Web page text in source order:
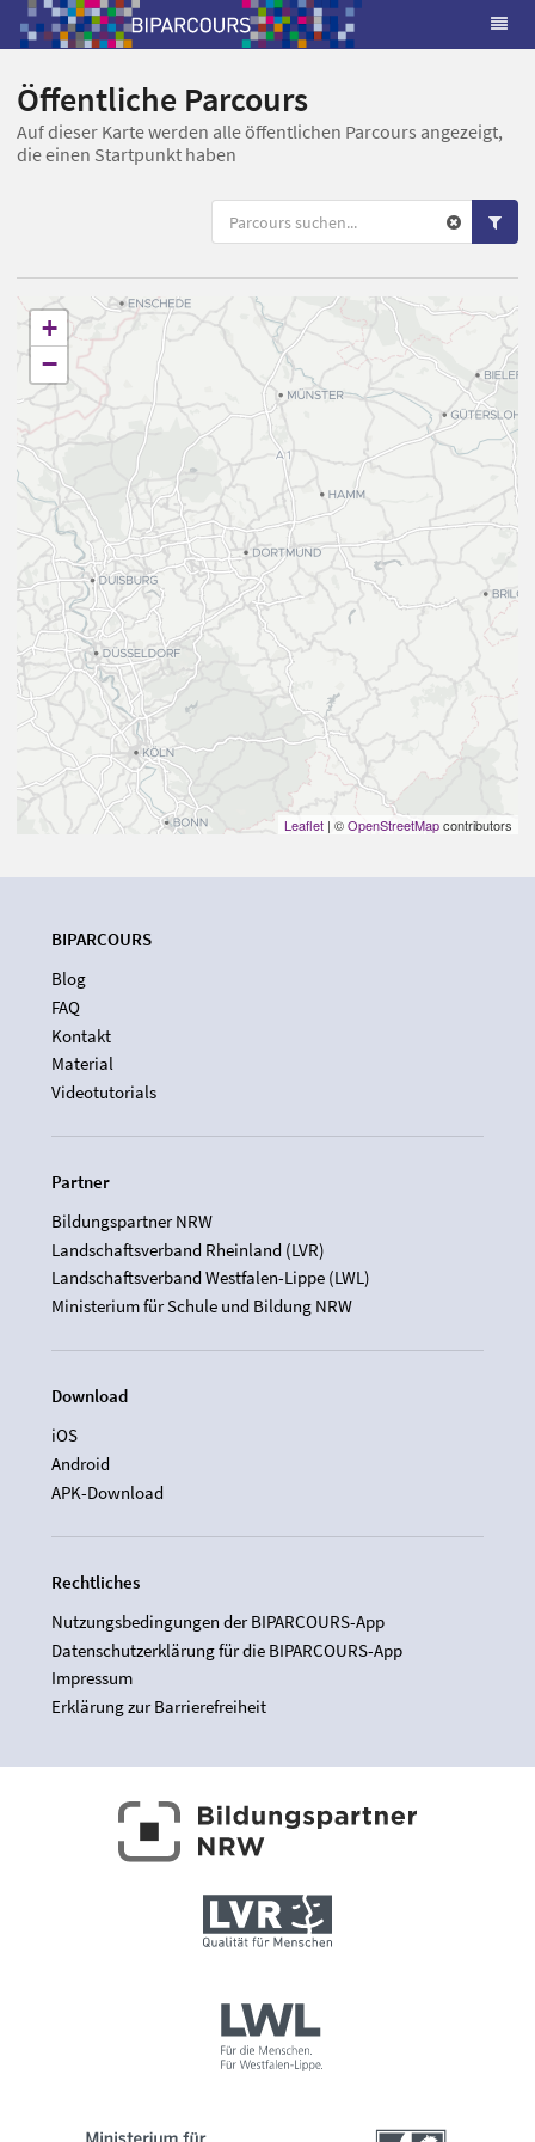
Öffentliche Parcours
Auf dieser Karte werden alle öffentlichen Parcours angezeigt,
die einen Startpunkt haben
+
−
Leaflet | ©OpenStreetMapcontributors
BIPARCOURS
Blog
FAQ
Kontakt
Material
Videotutorials
Partner
Bildungspartner NRW
Landschaftsverband Rheinland (LVR)
Landschaftsverband Westfalen-Lippe (LWL)
Ministerium für Schule und Bildung NRW
Download
iOS
Android
APK-Download
Rechtliches
Nutzungsbedingungen der BIPARCOURS-App
Datenschutzerklärung für die BIPARCOURS-App
Impressum
Erklärung zur Barrierefreiheit